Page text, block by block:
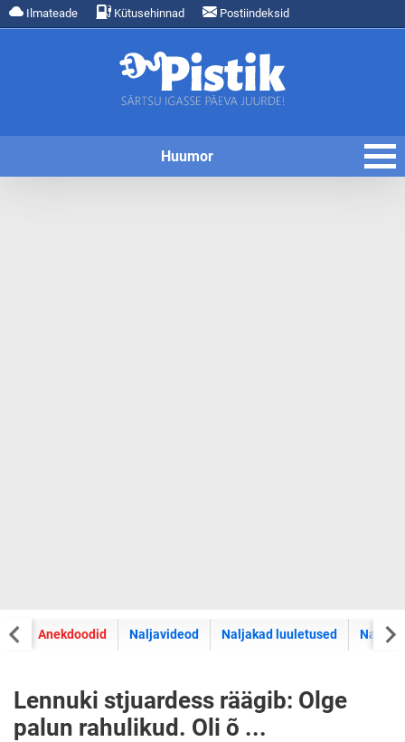
Ilmateade Kütusehinnad Postiindeksid
Huumor
Anekdoodid Naljavideod Naljakad luuletused
Lennuki stjuardess räägib: Olge
palun rahulikud. Oli õ ...